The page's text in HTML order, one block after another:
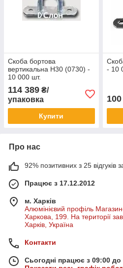
Скоба бортова
вертикальна H30 (0730) -
10 000 шт.
114 389 ₴/
упаковка
Купити
- 10
Про нас
92% позитивних з 25 відгуків
Працює з 17.12.2012
м. Харків
Алюмінієвий профіль
Харкова, 199. На території
Харків, Україна
Контакти
Сьогодні працює з 09:00 до